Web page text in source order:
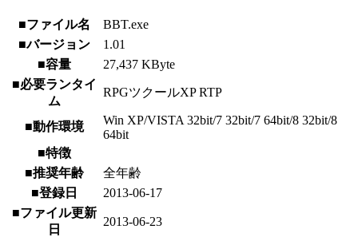
■ファイル名
BBT.exe
■バージョン
1.01
■容量
27,437 KByte
■必要ランタイ
ム
RPGツクールXP RTP
■動作環境
Win XP/VISTA 32bit/7 32bit/7 64bit/8 32bit/8
64bit
■特徴
■推奨年齢
全年齢
■登録日
2013-06-17
■ファイル更新
日
2013-06-23